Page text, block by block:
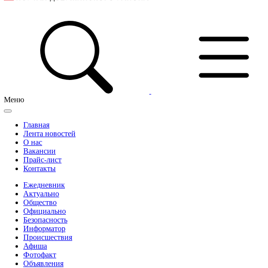
Меню
Главная
Лента новостей
О нас
Вакансии
Прайс-лист
Контакты
Ежедневник
Актуально
Общество
Официально
Безопасность
Информатор
Происшествия
Афиша
Фотофакт
Объявления